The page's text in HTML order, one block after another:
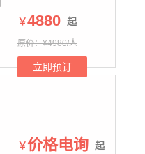
￥4880 起
原价：¥4980/人
立即预订
￥价格电询 起